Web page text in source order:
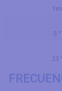
Yes
5 °
23 °